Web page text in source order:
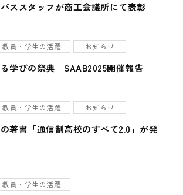
ススタッフが商工会議所にて表彰
教員・学生の活躍 お知らせ
学びの祭典 SAAB2025開催報告
教員・学生の活躍 お知らせ
著書「通信制高校のすべて2.0」が発
教員・学生の活躍